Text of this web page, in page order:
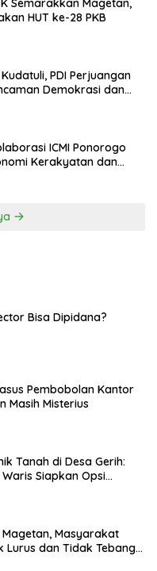
Semarakkan Magetan,
HUT ke-28 PKB
PDI Perjuangan
Demokrasi dan
ICMI Ponorogo
Kerakyatan dan
Bisa Dipidana?
Pembobolan Kantor
Masih Misterius
Tanah di Desa Gerih:
Siapkan Opsi
Magetan, Masyarakat
Lurus dan Tidak Tebang